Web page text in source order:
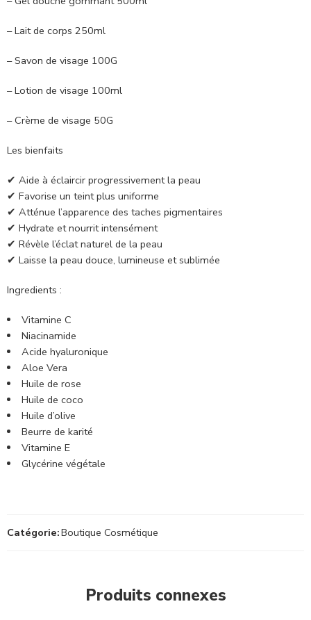
– Lait de corps 250ml
– Savon de visage 100G
– Lotion de visage 100ml
– Crème de visage 50G
Les bienfaits
✔ Aide à éclaircir progressivement la peau
✔ Favorise un teint plus uniforme
✔ Atténue l’apparence des taches pigmentaires
✔ Hydrate et nourrit intensément
✔ Révèle l’éclat naturel de la peau
✔ Laisse la peau douce, lumineuse et sublimée
Ingredients :
Vitamine C
Niacinamide
Acide hyaluronique
Aloe Vera
Huile de rose
Huile de coco
Huile d’olive
Beurre de karité
Vitamine E
Glycérine végétale
Catégorie:Boutique Cosmétique
Produits connexes